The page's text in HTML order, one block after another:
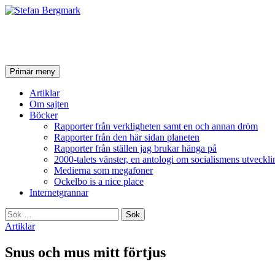
SökPrimär meny Hoppa
till
innehåll
Artiklar
Om sajten
Böcker
Rapporter från verkligheten samt en och annan dröm
Rapporter från den här sidan planeten
Rapporter från ställen jag brukar hänga på
2000-talets vänster, en antologi om socialismens
Medierna som megafoner
Ockelbo is a nice place
Internetgrannar
Sök
efter:
Artiklar
Snus och mus mitt förtjus